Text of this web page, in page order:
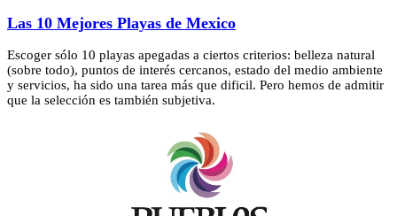
Las 10 Mejores Playas de Mexico
Escoger sólo 10 playas apegadas a ciertos criterios: belleza natural
(sobre todo), puntos de interés cercanos, estado del medio ambiente
y servicios, ha sido una tarea más que dificil. Pero hemos de admitir
que la selección es también subjetiva.